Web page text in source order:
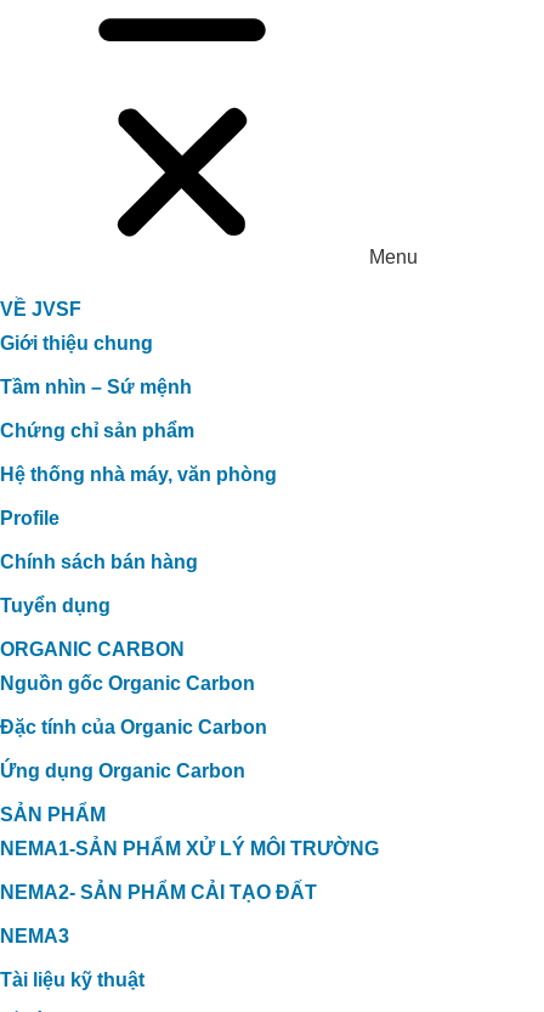
Menu
VỀ JVSF
Giới thiệu chung
Tầm nhìn – Sứ mệnh
Chứng chỉ sản phẩm
Hệ thống nhà máy, văn phòng
Profile
Chính sách bán hàng
Tuyển dụng
ORGANIC CARBON
Nguồn gốc Organic Carbon
Đặc tính của Organic Carbon
Ứng dụng Organic Carbon
SẢN PHẨM
NEMA1-SẢN PHẨM XỬ LÝ MÔI TRƯỜNG
NEMA2- SẢN PHẨM CẢI TẠO ĐẤT
NEMA3
Tài liệu kỹ thuật